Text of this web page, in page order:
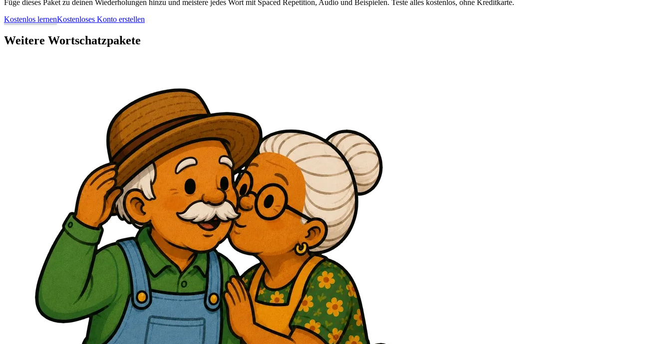
Füge dieses Paket zu deinen Wiederholungen hinzu und meistere jedes Wort mit Spaced Repetition, Audio und Beispielen. Teste alles kostenlos, ohne Kreditkarte.
Kostenlos lernenKostenloses Konto erstellen
Weitere Wortschatzpakete